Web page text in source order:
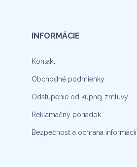
INFORMÁCIE
Kontakt
Obchodné podmienky
Odstúpenie od kúpnej zmluvy
Reklamačný poriadok
Bezpečnosť a ochrana informácií